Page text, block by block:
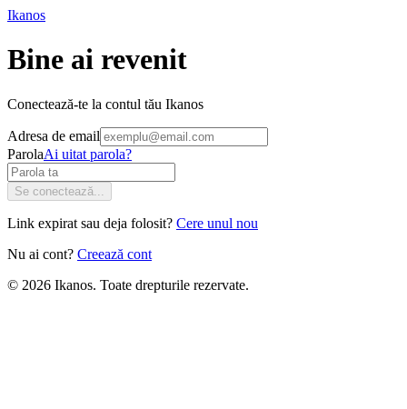
Ikanos
Bine ai revenit
Conectează-te la contul tău Ikanos
Adresa de email
ParolaAi uitat parola?
Se conectează...
Link expirat sau deja folosit? Cere unul nou
Nu ai cont? Creează cont
© 2026 Ikanos. Toate drepturile rezervate.